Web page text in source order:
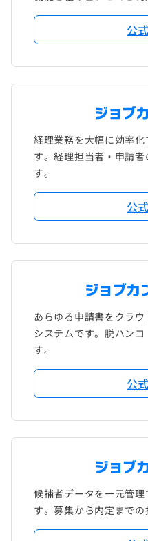
公
経理業務を大幅に効率
す。経理担当者・申請
す。
公
あらゆる申請書をクラ
システムです。脱ハン
す。
公
候補者データを一元管
す。募集から内定までの